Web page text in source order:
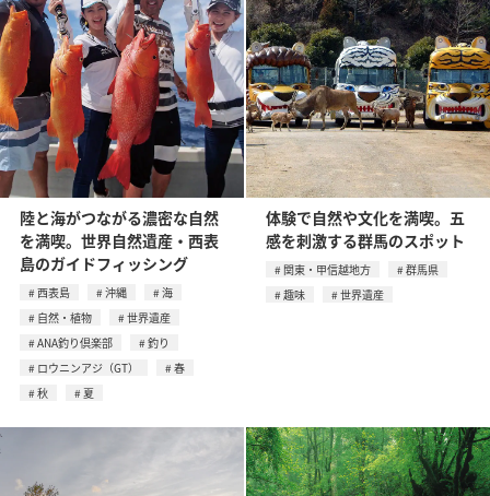
陸と海がつながる濃密な自然
を満喫。世界自然遺産・西表
島のガイドフィッシング
西表島 沖縄
海
自然・植物
世界遺産
ANA釣り倶楽部
釣り
ロウニンアジ（GT）
春
秋
夏
体験で自然や文化を満喫。五
感を刺激する群馬のスポット
関東・甲信越地方
群馬県
趣味
世界遺産